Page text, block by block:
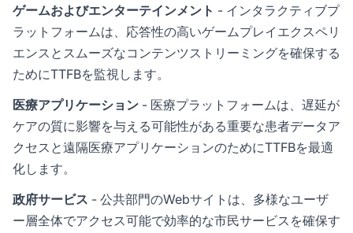
ゲームおよびエンターテインメント - インタラクティブプ
ラットフォームは、応答性の高いゲームプレイエクスペリ
エンスとスムーズなコンテンツストリーミングを確保する
ためにTTFBを監視します。
医療アプリケーション - 医療プラットフォームは、遅延が
ケアの質に影響を与える可能性がある重要な患者データア
クセスと遠隔医療アプリケーションのためにTTFBを最適
化します。
政府サービス - 公共部門のWebサイトは、多様なユーザ
ー層全体でアクセス可能で効率的な市民サービスを確保す